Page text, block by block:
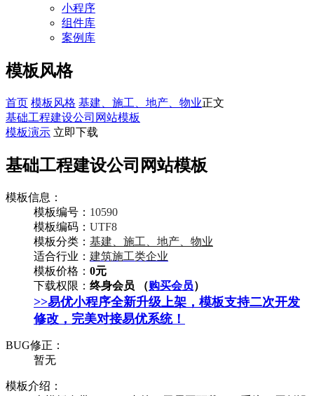
小程序
组件库
案例库
模板风格
首页 模板风格 基建、施工、地产、物业正文
基础工程建设公司网站模板
模板演示 立即下载
基础工程建设公司网站模板
模板信息：
模板编号： 10590
模板编码： UTF8
模板分类： 基建、施工、地产、物业
适合行业： 建筑施工类企业
模板价格： 0元
下载权限： 终身会员 （购买会员）
>>易优小程序全新升级上架，模板支持二次开发
修改，完美对接易优系统！
BUG修正：
暂无
模板介绍：